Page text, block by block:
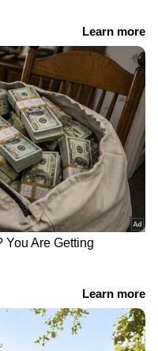
ക്ലീനിങ്
എണ്ണവില
വില